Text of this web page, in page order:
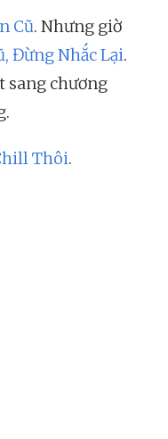
Cũ. Nhưng giờ
Đừng Nhắc Lại.
sang chương
Thôi.